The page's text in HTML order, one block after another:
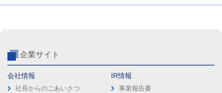
企業サイト
会社情報
社長からのごあいさつ
IR情報
事業報告書